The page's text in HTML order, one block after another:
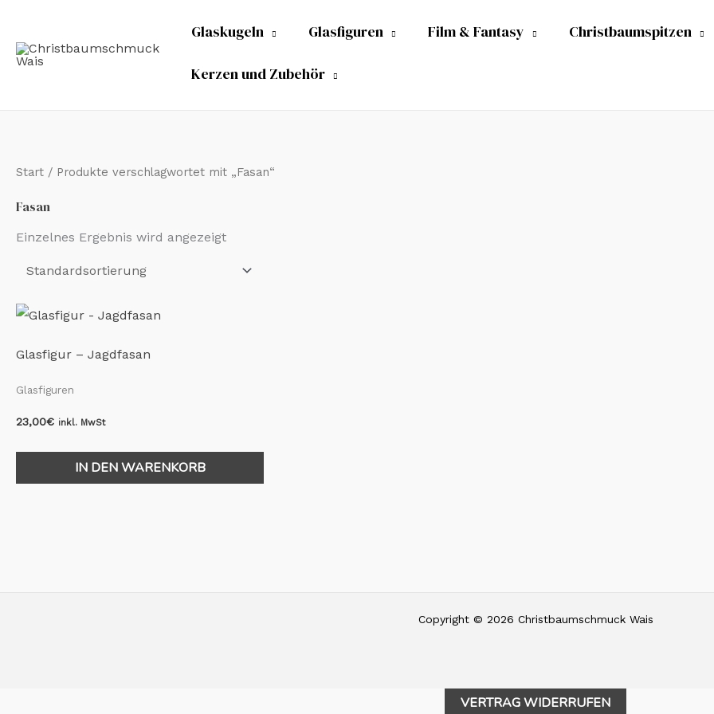
springen
Glaskugeln Glasfiguren Film & Fantasy Christbaumspitzen
Kerzen und Zubehör
Start / Produkte verschlagwortet mit „Fasan“
Fasan
Einzelnes Ergebnis wird angezeigt
Glasfigur – Jagdfasan
Glasfiguren
23,00€ inkl. MwSt
IN DEN WARENKORB
Copyright © 2026 Christbaumschmuck Wais
VERTRAG WIDERRUFEN